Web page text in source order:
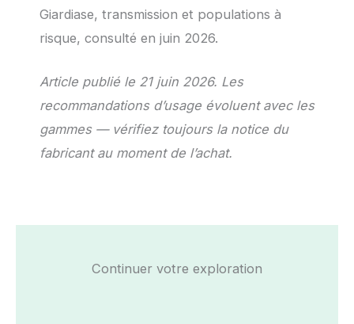
Giardiase, transmission et populations à
risque, consulté en juin 2026.
Article publié le 21 juin 2026. Les
recommandations d’usage évoluent avec les
gammes — vérifiez toujours la notice du
fabricant au moment de l’achat.
Continuer votre exploration